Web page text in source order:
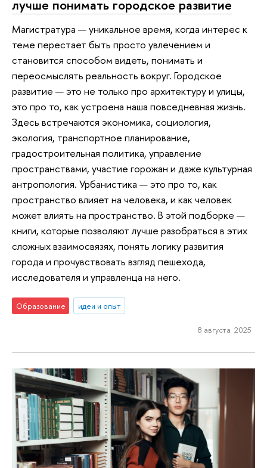
лучше понимать городское развитие
Магистратура — уникальное время, когда интерес к
теме перестает быть просто увлечением и
становится способом видеть, понимать и
переосмыслять реальность вокруг. Городское
развитие — это не только про архитектуру и улицы,
это про то, как устроена наша повседневная жизнь.
Здесь встречаются экономика, социология,
экология, транспортное планирование,
градостроительная политика, управление
пространствами, участие горожан и даже культурная
антропология. Урбанистика — это про то, как
пространство влияет на человека, и как человек
может влиять на пространство. В этой подборке —
книги, которые позволяют лучше разобраться в этих
сложных взаимосвязях, понять логику развития
города и прочувствовать взгляд пешехода,
исследователя и управленца на него.
Образование идеи и опыт
8 августа 2025